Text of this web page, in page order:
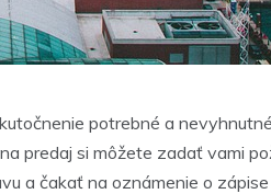
potrebné a
predaj si môžete zadať vami
a čakať na oznámenie o